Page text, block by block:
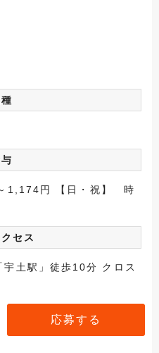
1,174円 【日・祝】 時
セス
土駅」徒歩10分 クロス
応募する